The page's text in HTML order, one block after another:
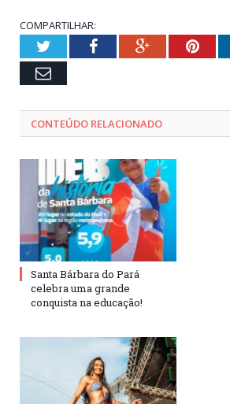
COMPARTILHAR:
TwitterFacebookGoogle+
Email
CONTEÚDO RELACIONADO
Santa Bárbara do Pará
celebra uma grande
conquista na educação!